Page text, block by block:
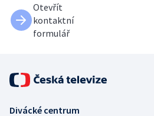
Otevřít
kontaktní
formulář
Divácké centrum